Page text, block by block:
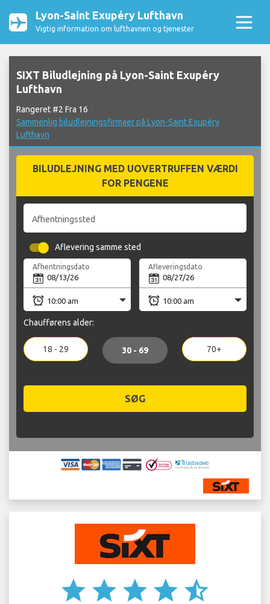
Lyon-Saint Exupéry Lufthavn
Vigtig information om lufthavnen og tjenester
SIXT Biludlejning på Lyon-Saint Exupéry
Lufthavn
Rangeret #2 Fra 16
Sammenlig biludlejningsfirmaer på Lyon-Saint Exupéry
Lufthavn
BILUDLEJNING MED UOVERTRUFFEN VÆRDI
FOR PENGENE
Afhentningssted
Aflevering samme sted
Afhentningsdato Afleveringsdato
Chaufførens alder:
18 - 29 30 - 69 70+
SØG
star star star star star_half